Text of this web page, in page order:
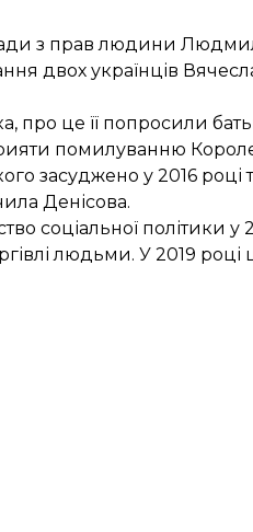
з прав людини
двох українців
про це її попросили
помилуванню
засуджено у 2016 році
Денісова.
соціальної політики
людьми. У 2019